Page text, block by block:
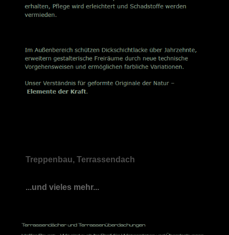
Treppenbau, Terrassendach
...und vieles mehr...